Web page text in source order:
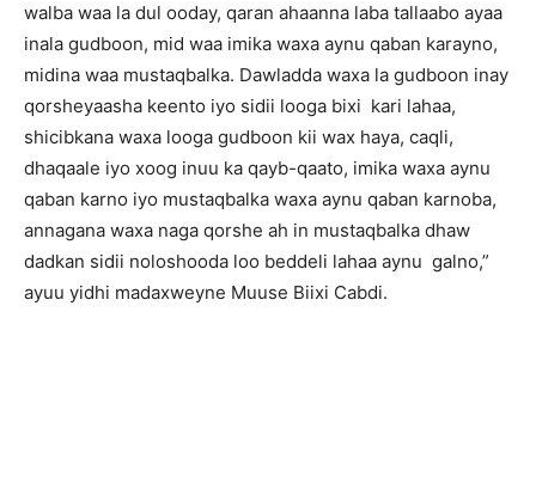
walba waa la dul ooday, qaran ahaanna laba tallaabo ayaa
inala gudboon, mid waa imika waxa aynu qaban karayno,
midina waa mustaqbalka. Dawladda waxa la gudboon inay
qorsheyaasha keento iyo sidii looga bixi kari lahaa,
shicibkana waxa looga gudboon kii wax haya, caqli,
dhaqaale iyo xoog inuu ka qayb-qaato, imika waxa aynu
qaban karno iyo mustaqbalka waxa aynu qaban karnoba,
annagana waxa naga qorshe ah in mustaqbalka dhaw
dadkan sidii noloshooda loo beddeli lahaa aynu galno,”
ayuu yidhi madaxweyne Muuse Biixi Cabdi.